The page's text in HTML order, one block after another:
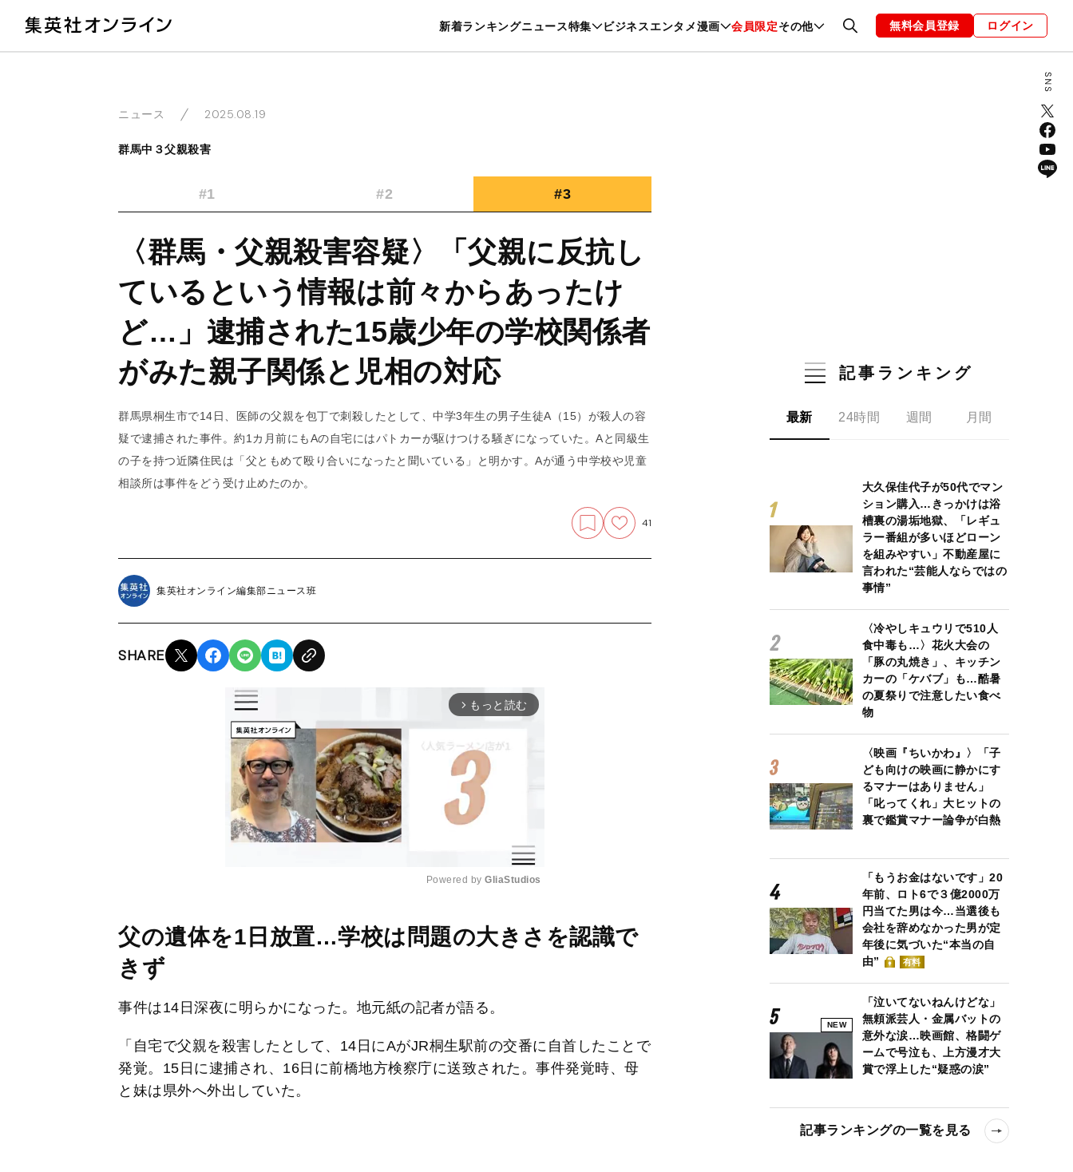
新着ランキングニュース特集 ビジネスエンタメ漫画 会員限定その他
暮らし スポーツ ヘルスケア 美容 グルメ ファッション 恋愛・結婚 編集部 お知らせ
無料会員登録 ログイン
ニュース 2025.08.19
群馬中３父親殺害
#1 #2 #3
〈群馬・父親殺害容疑〉「父親に反抗し
ているという情報は前々からあったけ
ど…」逮捕された15歳少年の学校関係者
がみた親子関係と児相の対応
群馬県桐生市で14日、医師の父親を包丁で刺殺したとして、中学3年生の男子生徒A（15）が殺人の容
疑で逮捕された事件。約1カ月前にもAの自宅にはパトカーが駆けつける騒ぎになっていた。Aと同級生
の子を持つ近隣住民は「父ともめて殴り合いになったと聞いている」と明かす。Aが通う中学校や児童
相談所は事件をどう受け止めたのか。
41
集英社オンライン編集部ニュース班
SHARE
arrow_forward_ios もっと読む
M
u
Powered by GliaStudios
父の遺体を1日放置…学校は問題の大きさを認識で
きず
事件は14日深夜に明らかになった。地元紙の記者が語る。
「自宅で父親を殺害したとして、14日にAがJR桐生駅前の交番に自首したことで
発覚。15日に逮捕され、16日に前橋地方検察庁に送致された。事件発覚時、母
と妹は県外へ外出していた。
記事ランキング
最新 24時間 週間 月間
大久保佳代子が50代でマン
ション購入…きっかけは浴
槽裏の湯垢地獄、「レギュ
ラー番組が多いほどローン
を組みやすい」不動産屋に
言われた“芸能人ならではの
事情”
〈冷やしキュウリで510人
食中毒も…〉花火大会の
「豚の丸焼き」、キッチン
カーの「ケバブ」も…酷暑
の夏祭りで注意したい食べ
物
〈映画『ちいかわ』〉「子
ども向けの映画に静かにす
るマナーはありません」
「叱ってくれ」大ヒットの
裏で鑑賞マナー論争が白熱
「もうお金はないです」20
年前、ロト6で３億2000万
円当てた男は今…当選後も
会社を辞めなかった男が定
年後に気づいた“本当の自
由”
有料
NEW
「泣いてないねんけどな」
無頼派芸人・金属バットの
意外な涙…映画館、格闘ゲ
ームで号泣も、上方漫才大
賞で浮上した“疑惑の涙”
記事ランキングの一覧を見る